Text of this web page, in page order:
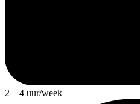
2—4 uur/week